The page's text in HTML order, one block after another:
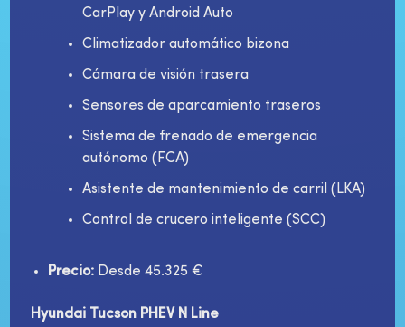
CarPlay y Android Auto
Climatizador automático bizona
Cámara de visión trasera
Sensores de aparcamiento traseros
Sistema de frenado de emergencia
autónomo (FCA)
Asistente de mantenimiento de carril (LKA)
Control de crucero inteligente (SCC)
Precio:Desde 45.325 €
Hyundai Tucson PHEV N Line